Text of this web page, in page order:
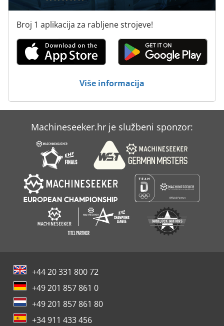
Strojevi Za Savijanje Cijevi
Strojevi Za Tisak
Broj 1 aplikacija za rabljene strojeve!
Više informacija
Machineseeker.hr je službeni sponzor:
+44 20 331 800 72
+49 201 857 861 0
+49 201 857 861 80
+34 911 433 456